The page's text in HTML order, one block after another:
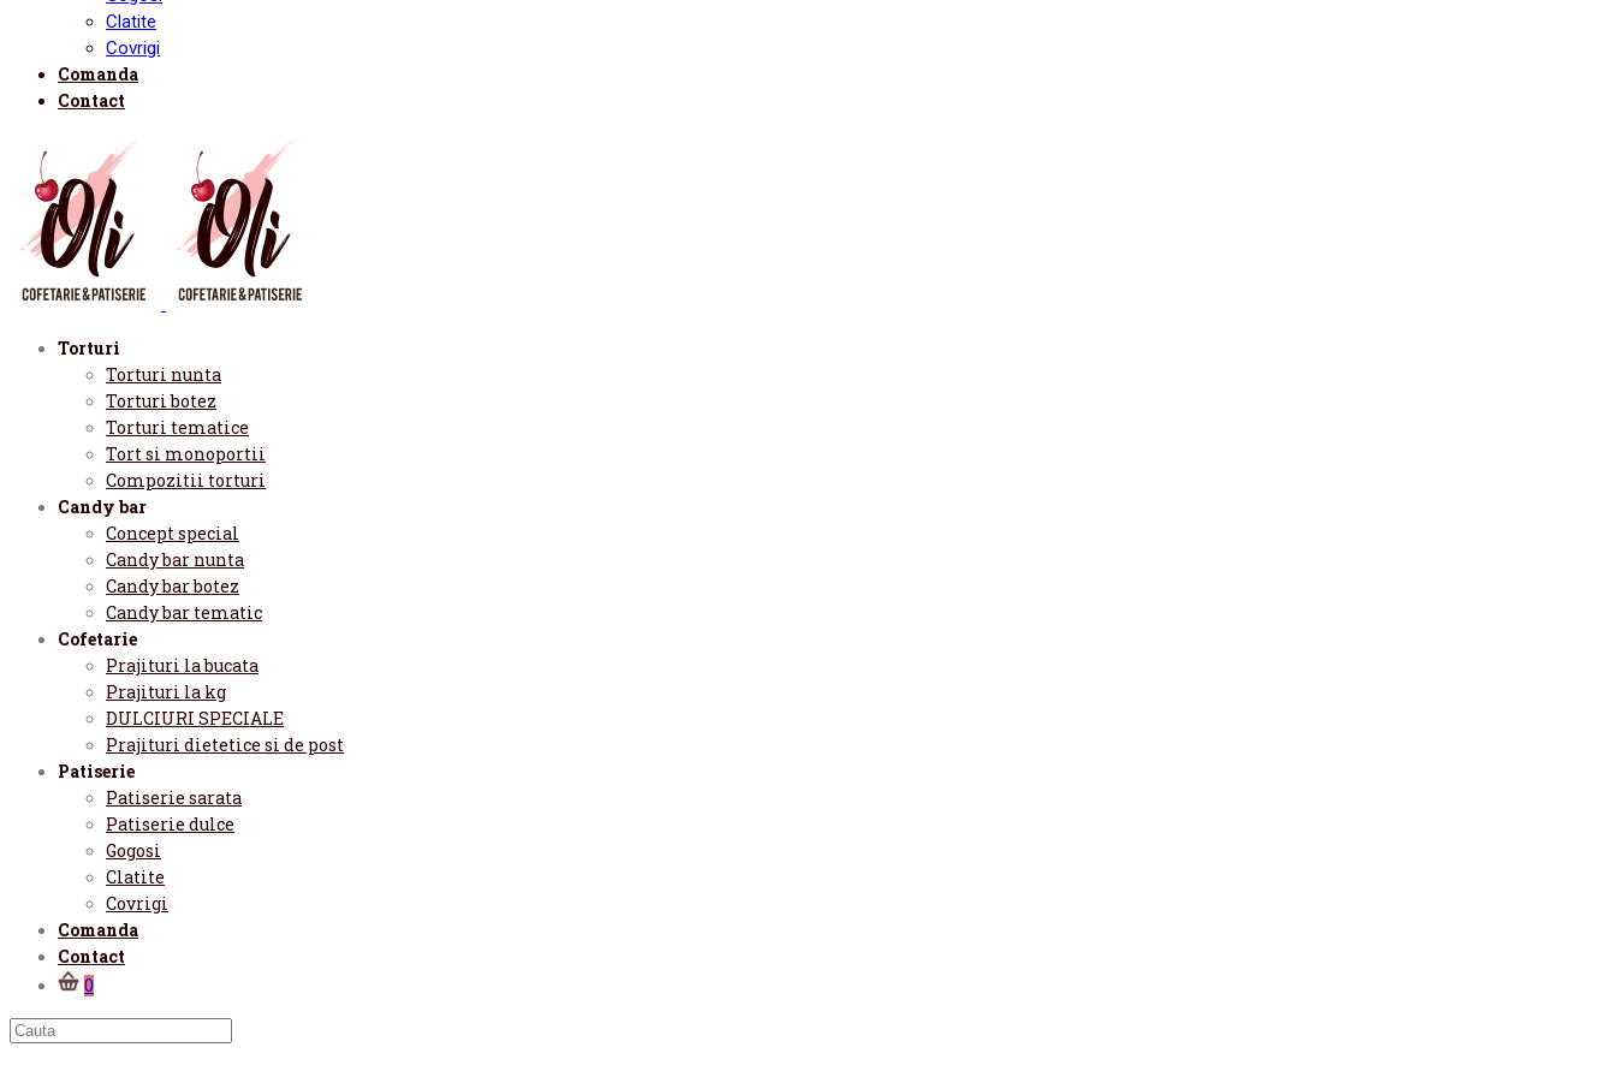
Clatite
Covrigi
Comanda
Contact
Torturi
Torturi nunta
Torturi botez
Torturi tematice
Tort si monoportii
Compozitii torturi
Candy bar
Concept special
Candy bar nunta
Candy bar botez
Candy bar tematic
Cofetarie
Prajituri la bucata
Prajituri la kg
DULCIURI SPECIALE
Prajituri dietetice si de post
Patiserie
Patiserie sarata
Patiserie dulce
Gogosi
Clatite
Covrigi
Comanda
Contact
0